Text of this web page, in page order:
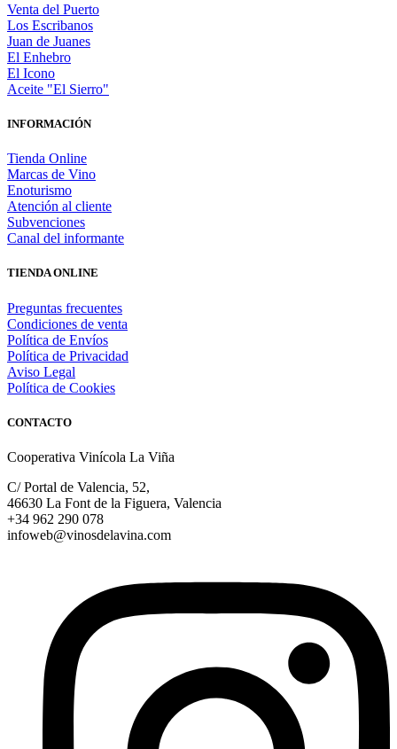
Venta del Puerto
Los Escribanos
Juan de Juanes
El Enhebro
El Icono
Aceite "El Sierro"
INFORMACIÓN
Tienda Online
Marcas de Vino
Enoturismo
Atención al cliente
Subvenciones
Canal del informante
TIENDA ONLINE
Preguntas frecuentes
Condiciones de venta
Política de Envíos
Política de Privacidad
Aviso Legal
Política de Cookies
CONTACTO
Cooperativa Vinícola La Viña
C/ Portal de Valencia, 52,
46630 La Font de la Figuera, Valencia
+34 962 290 078
infoweb@vinosdelavina.com